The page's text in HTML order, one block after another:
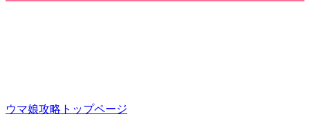
ウマ娘攻略トップページ